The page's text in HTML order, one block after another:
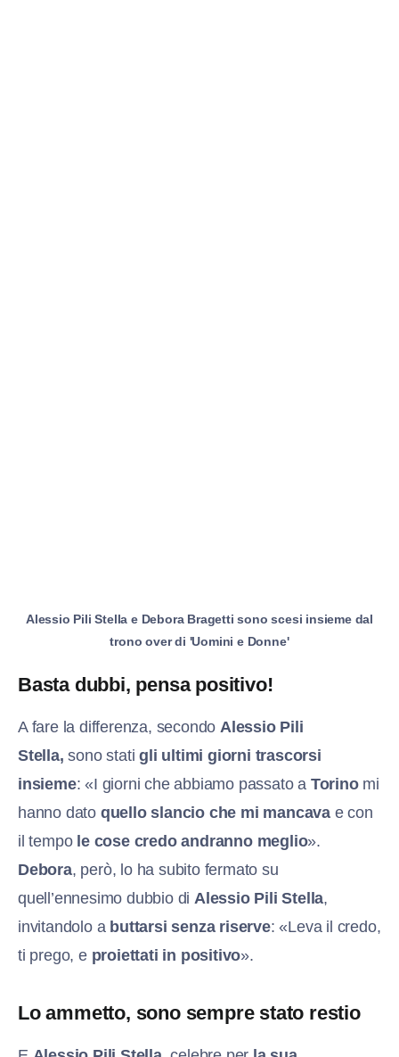
Alessio Pili Stella e Debora Bragetti sono scesi insieme dal
trono over di 'Uomini e Donne'
Basta dubbi, pensa positivo!
A fare la differenza, secondo Alessio Pili
Stella,sono statigli ultimi giorni trascorsi
insieme: «I giorni che abbiamo passato a Torinomi
hanno dato quello slancio che mi mancava e con
il tempo le cose credo andranno meglio».
Debora, però, lo ha subito fermato su
quell’ennesimo dubbio diAlessio Pili Stella,
invitandolo a buttarsi senza riserve: «Leva il credo,
ti prego, e proiettati in positivo».
Lo ammetto, sono sempre stato restio